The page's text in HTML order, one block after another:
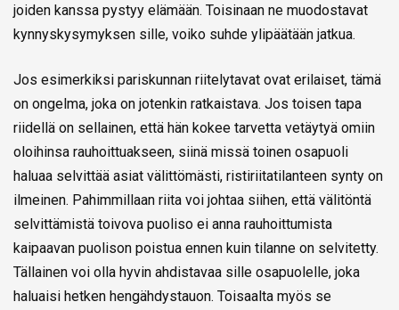
joiden kanssa pystyy elämään. Toisinaan ne muodostavat
kynnyskysymyksen sille, voiko suhde ylipäätään jatkua.
Jos esimerkiksi pariskunnan riitelytavat ovat erilaiset, tämä
on ongelma, joka on jotenkin ratkaistava. Jos toisen tapa
riidellä on sellainen, että hän kokee tarvetta vetäytyä omiin
oloihinsa rauhoittuakseen, siinä missä toinen osapuoli
haluaa selvittää asiat välittömästi, ristiriitatilanteen synty on
ilmeinen. Pahimmillaan riita voi johtaa siihen, että välitöntä
selvittämistä toivova puoliso ei anna rauhoittumista
kaipaavan puolison poistua ennen kuin tilanne on selvitetty.
Tällainen voi olla hyvin ahdistavaa sille osapuolelle, joka
haluaisi hetken hengähdystauon. Toisaalta myös se